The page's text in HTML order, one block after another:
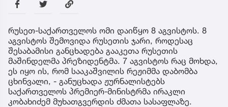
რუსეთ-საქართველოს ომი დაიწყო 8 აგვისტოს. 8
აგვისტოს შემოვიდა რუსეთის ჯარი, როდესაც
შესაბამისი განცხადება გააკეთა რუსეთის
მაშინდელმა პრეზიდენტმა. 7 აგვისტოს რაც მოხდა,
ეს იყო ის, რომ სააკაშვილის რეჟიმმა დაბომბა
ცხინვალი, - განუცხადა ჟურნალისტებს
საქართველოს პრემიერ-მინისტრმა ირაკლი
კობახიძემ მუხათგვერდის ძმათა სასაფლაზე.